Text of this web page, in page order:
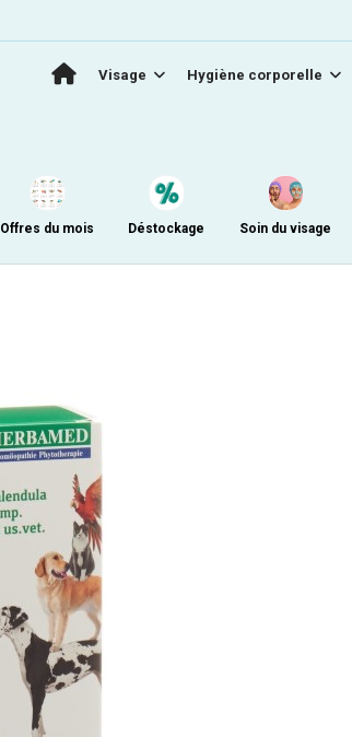
Visage Hygiène corporelle
Offres du mois Déstockage Soin du visage